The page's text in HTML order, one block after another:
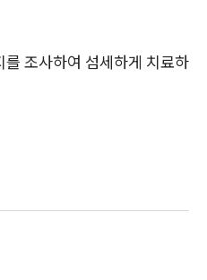
조사하여 섬세하게 치료하